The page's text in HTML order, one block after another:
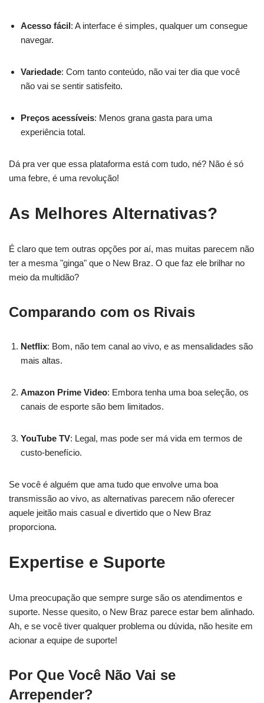
Acesso fácil: A interface é simples, qualquer um consegue
navegar.
Variedade: Com tanto conteúdo, não vai ter dia que você
não vai se sentir satisfeito.
Preços acessíveis: Menos grana gasta para uma
experiência total.
Dá pra ver que essa plataforma está com tudo, né? Não é só
uma febre, é uma revolução!
As Melhores Alternativas?
É claro que tem outras opções por aí, mas muitas parecem não
ter a mesma "ginga" que o New Braz. O que faz ele brilhar no
meio da multidão?
Comparando com os Rivais
Netflix: Bom, não tem canal ao vivo, e as mensalidades são
mais altas.
Amazon Prime Video: Embora tenha uma boa seleção, os
canais de esporte são bem limitados.
YouTube TV: Legal, mas pode ser má vida em termos de
custo-benefício.
Se você é alguém que ama tudo que envolve uma boa
transmissão ao vivo, as alternativas parecem não oferecer
aquele jeitão mais casual e divertido que o New Braz
proporciona.
Expertise e Suporte
Uma preocupação que sempre surge são os atendimentos e
suporte. Nesse quesito, o New Braz parece estar bem alinhado.
Ah, e se você tiver qualquer problema ou dúvida, não hesite em
acionar a equipe de suporte!
Por Que Você Não Vai se
Arrepender?